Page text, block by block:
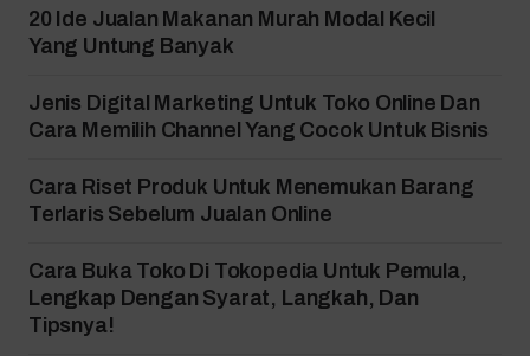
20 Ide Jualan Makanan Murah Modal Kecil
Yang Untung Banyak
Jenis Digital Marketing Untuk Toko Online Dan
Cara Memilih Channel Yang Cocok Untuk Bisnis
Cara Riset Produk Untuk Menemukan Barang
Terlaris Sebelum Jualan Online
Cara Buka Toko Di Tokopedia Untuk Pemula,
Lengkap Dengan Syarat, Langkah, Dan
Tipsnya!